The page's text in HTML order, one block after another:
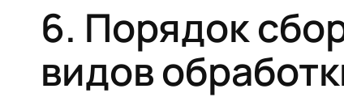
6. Порядок
видов